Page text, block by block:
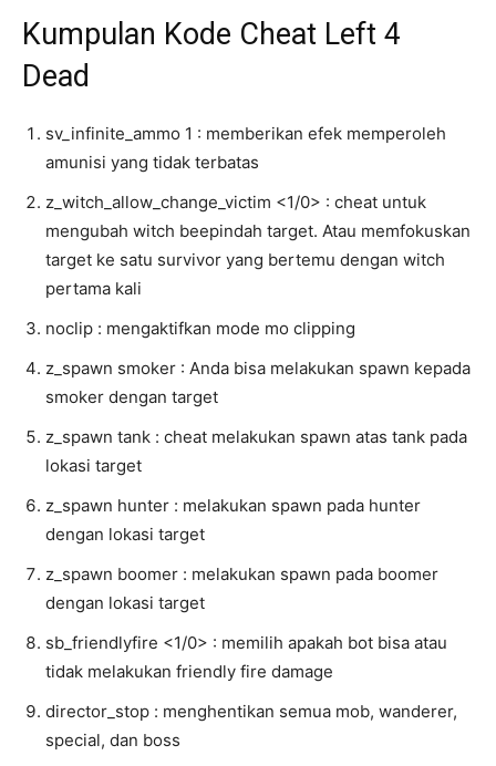
Kumpulan Kode Cheat Left 4
Dead
sv_infinite_ammo 1 : memberikan efek memperoleh
amunisi yang tidak terbatas
z_witch_allow_change_victim <1/0> : cheat untuk
mengubah witch beepindah target. Atau memfokuskan
target ke satu survivor yang bertemu dengan witch
pertama kali
noclip : mengaktifkan mode mo clipping
z_spawn smoker : Anda bisa melakukan spawn kepada
smoker dengan target
z_spawn tank : cheat melakukan spawn atas tank pada
lokasi target
z_spawn hunter : melakukan spawn pada hunter
dengan lokasi target
z_spawn boomer : melakukan spawn pada boomer
dengan lokasi target
sb_friendlyfire <1/0> : memilih apakah bot bisa atau
tidak melakukan friendly fire damage
director_stop : menghentikan semua mob, wanderer,
special, dan boss